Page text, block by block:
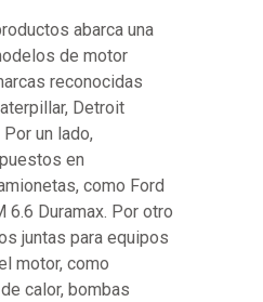
abarca una
de motor
reconocidas
Detroit
un lado,
en
como Ford
6.6 Duramax. Por otro
juntas para equipos
motor, como
calor, bombas